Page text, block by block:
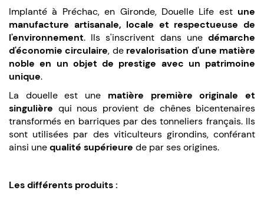
Implanté à Préchac, en Gironde, Douelle Life est une
manufacture artisanale, locale et respectueuse de
l'environnement. Ils s'inscrivent dans une démarche
d'économie circulaire, de revalorisation d'une matière
noble en un objet de prestige avec un patrimoine
unique.
La douelle est une matière première originale et
singulière qui nous provient de chênes bicentenaires
transformés en barriques par des tonneliers français. Ils
sont utilisées par des viticulteurs girondins, conférant
ainsi unequalité supérieure de par ses origines.
Les différents produits :